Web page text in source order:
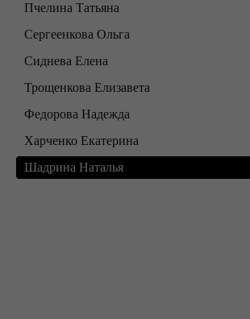
Пчелина Татьяна
Сергеенкова Ольга
Сиднева Елена
Трощенкова Елизавета
Федорова Надежда
Харченко Екатерина
Шадрина Наталья